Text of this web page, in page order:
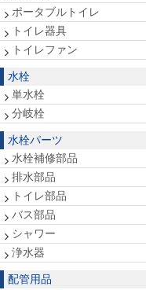
ポータブルトイレ
トイレ器具
トイレファン
水栓
単水栓
分岐栓
水栓パーツ
水栓補修部品
排水部品
トイレ部品
バス部品
シャワー
浄水器
配管用品